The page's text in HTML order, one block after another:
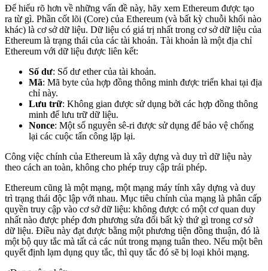
Để hiểu rõ hơn về những vấn đề này, hãy xem Ethereum được tạo
ra từ gì. Phần cốt lõi (Core) của Ethereum (và bất kỳ chuỗi khối nào
khác) là cơ sở dữ liệu. Dữ liệu có giá trị nhất trong cơ sở dữ liệu của
Ethereum là trạng thái của các tài khoản. Tài khoản là một địa chỉ
Ethereum với dữ liệu được liên kết:
Số dư: Số dư ether của tài khoản.
Mã: Mã byte của hợp đồng thông minh được triển khai tại địa
chỉ này.
Lưu trữ: Không gian được sử dụng bởi các hợp đồng thông
minh để lưu trữ dữ liệu.
Nonce: Một số nguyên sê-ri được sử dụng để bảo vệ chống
lại các cuộc tấn công lặp lại.
Công việc chính của Ethereum là xây dựng và duy trì dữ liệu này
theo cách an toàn, không cho phép truy cập trái phép.
Ethereum cũng là một mạng, một mạng máy tính xây dựng và duy
trì trạng thái độc lập với nhau. Mục tiêu chính của mạng là phân cấp
quyền truy cập vào cơ sở dữ liệu: không được có một cơ quan duy
nhất nào được phép đơn phương sửa đổi bất kỳ thứ gì trong cơ sở
dữ liệu. Điều này đạt được bằng một phương tiện đồng thuận, đó là
một bộ quy tắc mà tất cả các nút trong mạng tuân theo. Nếu một bên
quyết định lạm dụng quy tắc, thì quy tắc đó sẽ bị loại khỏi mạng.